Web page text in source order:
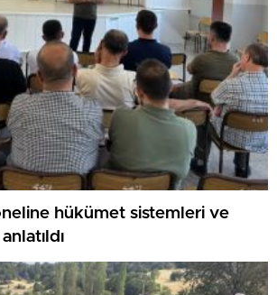
hükümet sistemleri ve